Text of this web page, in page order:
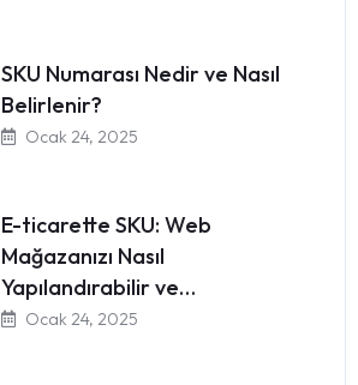
SKU Numarası Nedir ve Nasıl
Belirlenir?
Ocak 24, 2025
E-ticarette SKU: Web
Mağazanızı Nasıl
Yapılandırabilir ve…
Ocak 24, 2025